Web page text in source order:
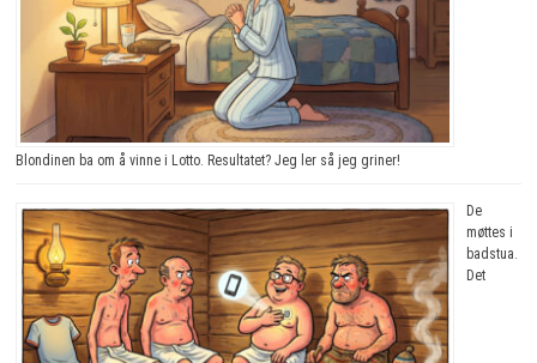
Blondinen ba om å vinne i Lotto. Resultatet? Jeg ler så jeg griner!
De
møttes i
badstua.
Det